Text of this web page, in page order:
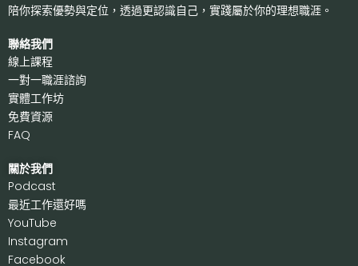
陪你探索優勢與定位，透過更認識自己， 實踐屬於你的理想職涯。
聯絡我們
線上課程
一對一職涯諮詢
實體工作坊
免費資源
FAQ
關於我們
Podcast
最近工作還好嗎
YouTube
Instagram
Facebook